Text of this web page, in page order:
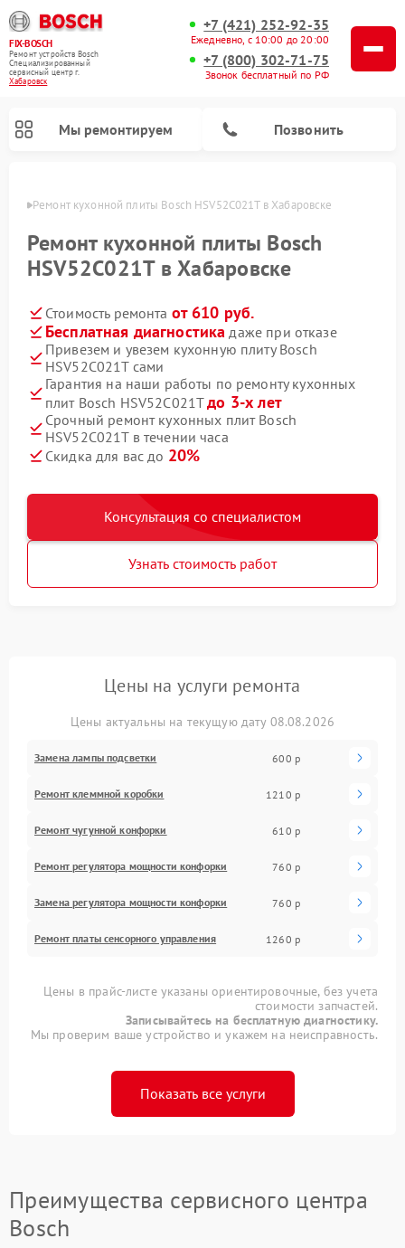
FIX-BOSCH
Ремонт устройств Bosch
Специализированный
cервисный центр г.
Хабаровск
+7 (421) 252-92-35
Ежедневно, с 10:00 до 20:00
+7 (800) 302-71-75
Звонок бесплатный по РФ
Мы ремонтируем Позвонить
Ремонт кухонной плиты Bosch HSV52C021T в Хабаровске
Ремонт кухонной плиты Bosch
HSV52C021T в Хабаровске
Стоимость ремонта от 610 руб.
Бесплатная диагностика даже при отказе
Привезем и увезем кухонную плиту Bosch
HSV52C021T сами
Гарантия на наши работы по ремонту кухонных
плит Bosch HSV52C021Tдо 3-х лет
Срочный ремонт кухонных плит Bosch
HSV52C021T в течении часа
Скидка для вас до 20%
Консультация со специалистом
Узнать стоимость работ
Цены на услуги ремонта
Цены актуальны на текущую дату 08.08.2026
Замена лампы подсветки 600 р
Ремонт клеммной коробки 1210 р
Ремонт чугунной конфорки 610 р
Ремонт регулятора мощности конфорки 760 р
Замена регулятора мощности конфорки 760 р
Ремонт платы сенсорного управления 1260 р
Цены в прайс-листе указаны ориентировочные, без учета
стоимости запчастей.
Записывайтесь на бесплатную диагностику.
Мы проверим ваше устройство и укажем на неисправность.
Показать все услуги
Преимущества сервисного центра
Bosch